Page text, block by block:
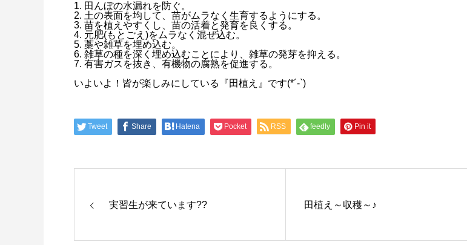
1. 田んぼの水漏れを防ぐ。
2. 土の表面を均して、苗がムラなく生育するようにする。
3. 苗を植えやすくし、苗の活着と発育を良くする。
4. 元肥(もとごえ)をムラなく混ぜ込む。
5. 藁や雑草を埋め込む。
6. 雑草の種を深く埋め込むことにより、雑草の発芽を抑える。
7. 有害ガスを抜き、有機物の腐熟を促進する。
いよいよ！皆が楽しみにしている『田植え』です(*´-`)
Tweet Share Hatena Pocket RSS feedly Pin it
実習生が来ています?? 田植え～収穫～♪